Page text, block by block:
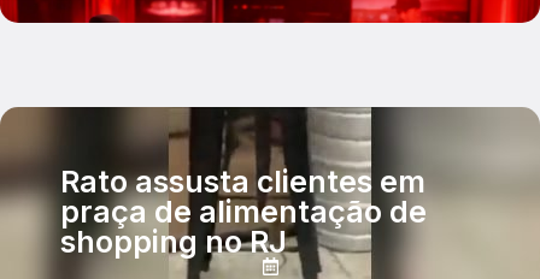
Rato assusta clientes em
praça de alimentação de
shopping no RJ